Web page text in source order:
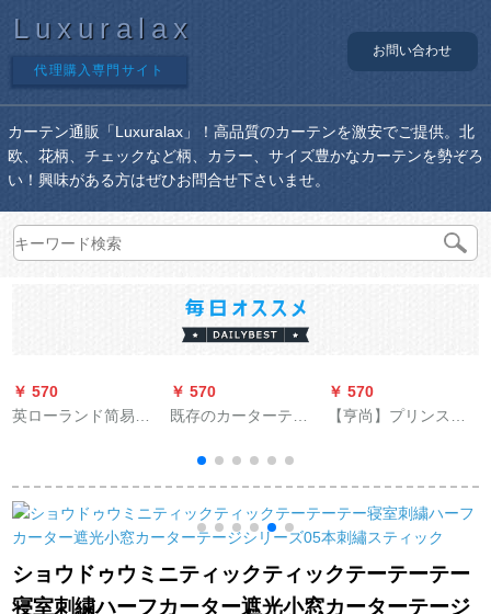
Luxuralax
代理購入専門サイト
お問い合わせ
カーテン通販「Luxuralax」！高品質のカーテンを激安でご提供。北
欧、花柄、チェックなど柄、カラー、サイズ豊かなカーテンを勢ぞろ
い！興味がある方はぜひお問合せ下さいませ。
￥ 570
英ローランド简易チc
ステラマイズとす
る。
￥ 570
既存のカーターテン
m幅*2.0 m高、打孔1
枚をインスト`ルしな
いでください。
￥ 570
【亨尚】プリンスト
グは、熱遮光背景装
飾レストレーン茶楼
書斎の汗蒸房来図オ
ーシャンのテーリン
グリングは、ンWJ-
125
ショウドゥウミニティックティックテーテーテー
寝室刺繍ハーフカーター遮光小窓カーターテージ